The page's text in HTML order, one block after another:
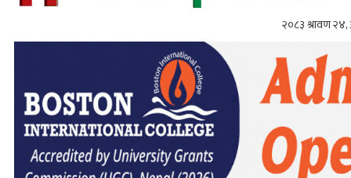
२०८३ श्रावण